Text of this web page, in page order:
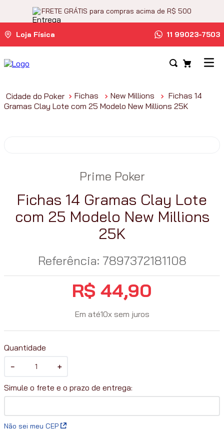
FRETE GRÁTIS para compras acima de R$ 500
Loja Física 11 99023-7503
Fichas New Millions
Fichas 14
Gramas Clay Lote com 25 Modelo New Millions 25K
Prime Poker
Fichas 14 Gramas Clay Lote
com 25 Modelo New Millions
25K
Referência: 7897372181108
R$ 44,90
Em até10x sem juros
Quantidade
＋
－
Não sei meu CEP